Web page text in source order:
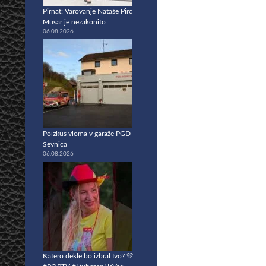
Pirnat: Varovanje Nataše Pirc
Musar je nezakonito
06.08.2026
Poizkus vloma v garaže PGD
Sevnica
06.08.2026
Katero dekle bo izbral Ivo? 💛